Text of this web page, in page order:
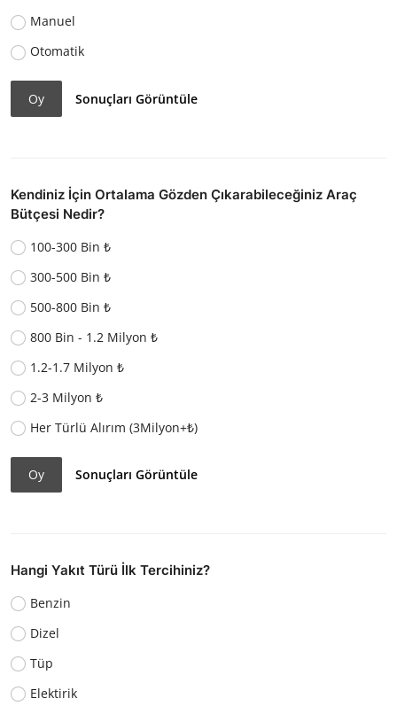
Manuel
Otomatik
Oy Sonuçları Görüntüle
Kendiniz İçin Ortalama Gözden Çıkarabileceğiniz Araç
Bütçesi Nedir?
100-300 Bin ₺
300-500 Bin ₺
500-800 Bin ₺
800 Bin - 1.2 Milyon ₺
1.2-1.7 Milyon ₺
2-3 Milyon ₺
Her Türlü Alırım (3Milyon+₺)
Oy Sonuçları Görüntüle
Hangi Yakıt Türü İlk Tercihiniz?
Benzin
Dizel
Tüp
Elektirik